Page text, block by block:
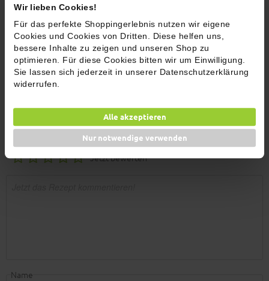
Wir lieben Cookies!
Für das perfekte Shoppingerlebnis nutzen wir eigene
Cookies und Cookies von Dritten. Diese helfen uns,
bessere Inhalte zu zeigen und unseren Shop zu
optimieren. Für diese Cookies bitten wir um Einwilligung.
Sie lassen sich jederzeit in unserer Datenschutzerklärung
widerrufen.
Alle akzeptieren
Nur notwendige verwenden
5
Die fertig gegarten Hackbällchen in die Soße geben, gut vermischen
und mit gehackter Petersilie bestreuen.
6
Kommentare (1)
Jetzt bewerten
Name